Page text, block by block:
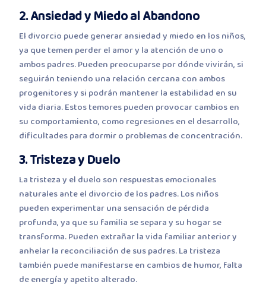
2. Ansiedad y Miedo al Abandono
El divorcio puede generar ansiedad y miedo en los niños,
ya que temen perder el amor y la atención de uno o
ambos padres. Pueden preocuparse por dónde vivirán, si
seguirán teniendo una relación cercana con ambos
progenitores y si podrán mantener la estabilidad en su
vida diaria. Estos temores pueden provocar cambios en
su comportamiento, como regresiones en el desarrollo,
dificultades para dormir o problemas de concentración.
3. Tristeza y Duelo
La tristeza y el duelo son respuestas emocionales
naturales ante el divorcio de los padres. Los niños
pueden experimentar una sensación de pérdida
profunda, ya que su familia se separa y su hogar se
transforma. Pueden extrañar la vida familiar anterior y
anhelar la reconciliación de sus padres. La tristeza
también puede manifestarse en cambios de humor, falta
de energía y apetito alterado.